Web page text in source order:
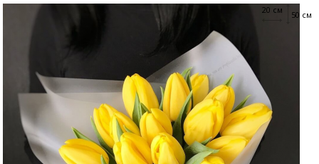
50 см
20 см